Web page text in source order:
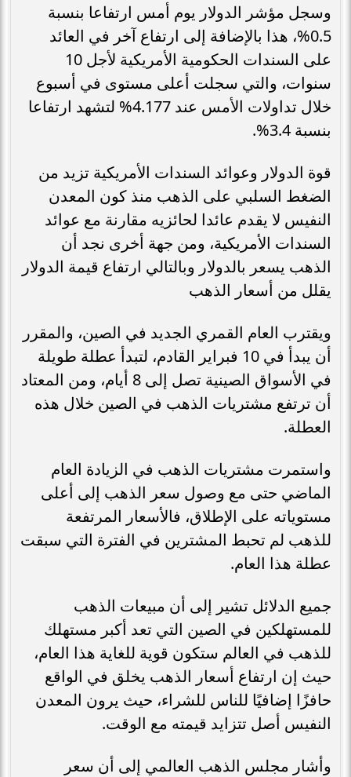
وسجل مؤشر الدولار يوم أمس ارتفاعا بنسبة
0.5%، هذا بالإضافة إلى ارتفاع آخر في العائد
على السندات الحكومية الأمريكية لأجل 10
سنوات، والتي سجلت أعلى مستوى في أسبوع
خلال تداولات الأمس عند 4.177% لتشهد ارتفاعا
بنسبة 3.4%.
قوة الدولار وعوائد السندات الأمريكية تزيد من
الضغط السلبي على الذهب منذ كون المعدن
النفيس لا يقدم عائدا لحائزيه مقارنة مع عوائد
السندات الأمريكية، ومن جهة أخرى نجد أن
الذهب يسعر بالدولار وبالتالي ارتفاع قيمة الدولار
يقلل من أسعار الذهب
ويقترب العام القمري الجديد في الصين، والمقرر
أن يبدأ في 10 فبراير القادم، لتبدأ عطلة طويلة
في الأسواق الصينية تصل إلى 8 أيام، ومن المعتاد
أن ترتفع مشتريات الذهب في الصين خلال هذه
العطلة.
واستمرت مشتريات الذهب في الزيادة العام
الماضي حتى مع وصول سعر الذهب إلى أعلى
مستوياته على الإطلاق، فالأسعار المرتفعة
للذهب لم تحبط المشترين في الفترة التي سبقت
عطلة هذا العام.
جميع الدلائل تشير إلى أن مبيعات الذهب
للمستهلكين في الصين التي تعد أكبر مستهلك
للذهب في العالم ستكون قوية للغاية هذا العام،
حيث إن ارتفاع أسعار الذهب يخلق في الواقع
حافزًا إضافيًا للناس للشراء، حيث يرون المعدن
النفيس أصل تتزايد قيمته مع الوقت.
وأشار مجلس الذهب العالمي إلى أن سعر